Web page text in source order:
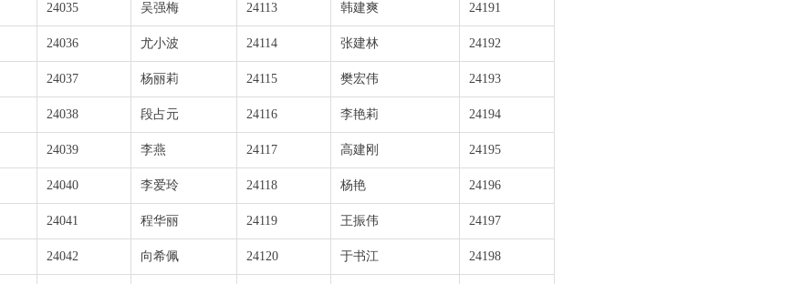
24035 吴强梅 24113 韩建爽 24191
24036 尤小波 24114 张建林 24192
24037 杨丽莉 24115 樊宏伟 24193
24038 段占元 24116 李艳莉 24194
24039 李燕 24117 高建刚 24195
24040 李爱玲 24118 杨艳 24196
24041 程华丽 24119 王振伟 24197
24042 向希佩 24120 于书江 24198